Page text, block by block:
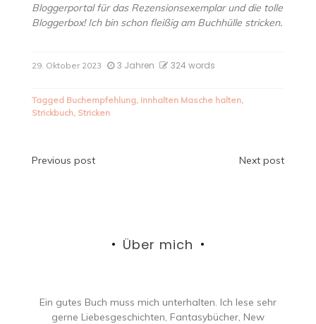
Bloggerportal für das Rezensionsexemplar und die tolle
Bloggerbox! Ich bin schon fleißig am Buchhülle stricken.
29. Oktober 2023 3 Jahren 324 words
Tagged Buchempfehlung, Innhalten Masche halten,
Strickbuch, Stricken
Beitragsnavigation
Previous post Next post
Über mich
Ein gutes Buch muss mich unterhalten. Ich lese sehr
gerne Liebesgeschichten, Fantasybücher, New